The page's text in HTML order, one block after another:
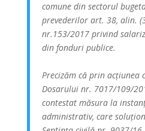
comune din sectorul
prevederilor art. 38, alin.
nr.153/2017 privind
din fonduri publice.
Precizăm că prin acțiunea
Dosarului nr. 7017/109/
contestat măsura la
administrativ, care